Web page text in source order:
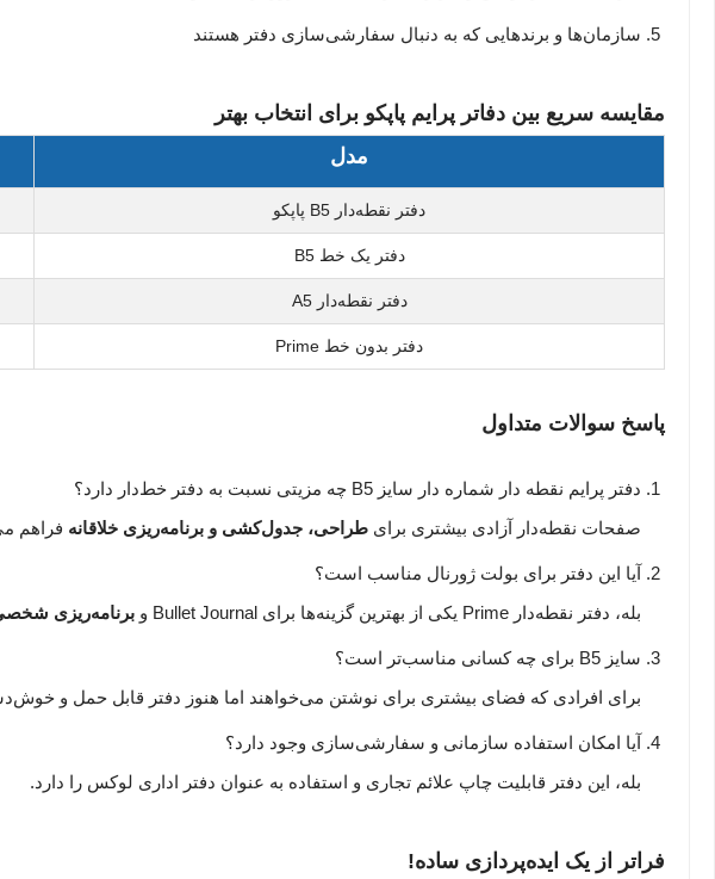
سازمان‌ها و برندهایی که به دنبال سفارشی‌سازی دفتر هستند
مقایسه سریع بین دفاتر پرایم پاپکو برای انتخاب بهتر
مدل
دفتر نقطه‌دار B5 پاپکو
دفتر یک خط B5
دفتر نقطه‌دار A5
دفتر بدون خط Prime
پاسخ سوالات متداول
دفتر پرایم نقطه دار شماره دار سایز B5 چه مزیتی نسبت به دفتر خط‌دار دارد؟
صفحات نقطه‌دار آزادی بیشتری برای طراحی، جدول‌کشی و برنامه‌ریزی خلاقانه فراهم
آیا این دفتر برای بولت ژورنال مناسب است؟
بله، دفتر نقطه‌دار Prime یکی از بهترین گزینه‌ها برای Bullet Journal و
برنامه‌ریزی
سایز B5 برای چه کسانی مناسب‌تر است؟
برای افرادی که فضای بیشتری برای نوشتن می‌خواهند اما هنوز دفتر قابل حمل و
آیا امکان استفاده سازمانی و سفارشی‌سازی وجود دارد؟
بله، این دفتر قابلیت چاپ علائم تجاری و استفاده به عنوان دفتر اداری لوکس را دارد.
فراتر از یک ایده‌پردازی ساده!